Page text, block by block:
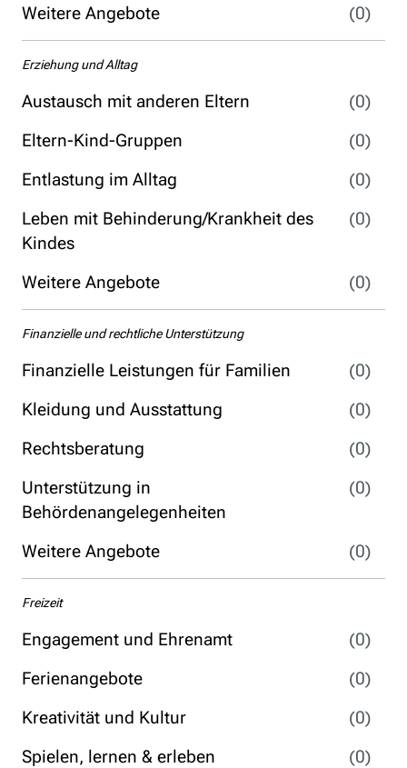
Weitere Angebote
(0)
Erziehung und Alltag
Austausch mit anderen Eltern
(0)
Eltern-Kind-Gruppen
(0)
Entlastung im Alltag
(0)
Leben mit Behinderung/Krankheit des
Kindes
(0)
Weitere Angebote (0)
Finanzielle und rechtliche Unterstützung
Finanzielle Leistungen für Familien
(0)
Kleidung und Ausstattung
(0)
Rechtsberatung
(0)
Unterstützung in
Behördenangelegenheiten
(0)
Weitere Angebote (0)
Freizeit
Engagement und Ehrenamt
(0)
Ferienangebote
(0)
Kreativität und Kultur
(0)
Spielen, lernen & erleben
(0)